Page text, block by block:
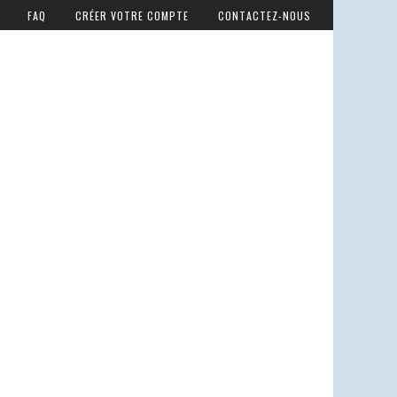
FAQ CRÉER VOTRE COMPTE CONTACTEZ-NOUS